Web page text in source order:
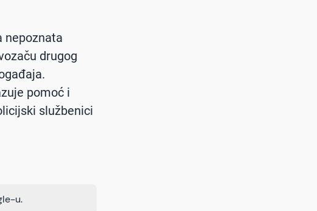
nepoznata
drugog
pomoć i
službenici
u.